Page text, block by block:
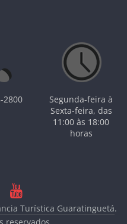
2800
Segunda-feira à
Sexta-feira, das
11:00 às 18:00
horas
Turística Guaratinguetá.